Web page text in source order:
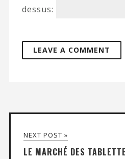
dessus:
NEXT POST »
LE MARCHÉ DES